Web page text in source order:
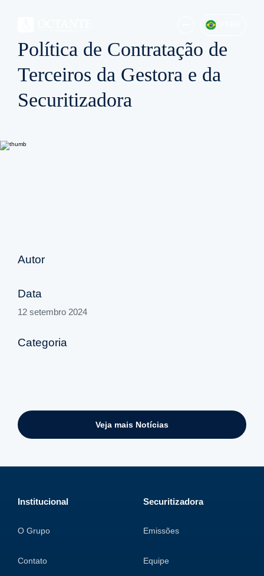
Política de Contratação de
Terceiros da Gestora e da
Securitizadora
Veja mais Notícias
Autor
Data
12 setembro 2024
Categoria
Institucional
O Grupo
Contato
Securitizadora
Emissões
Equipe